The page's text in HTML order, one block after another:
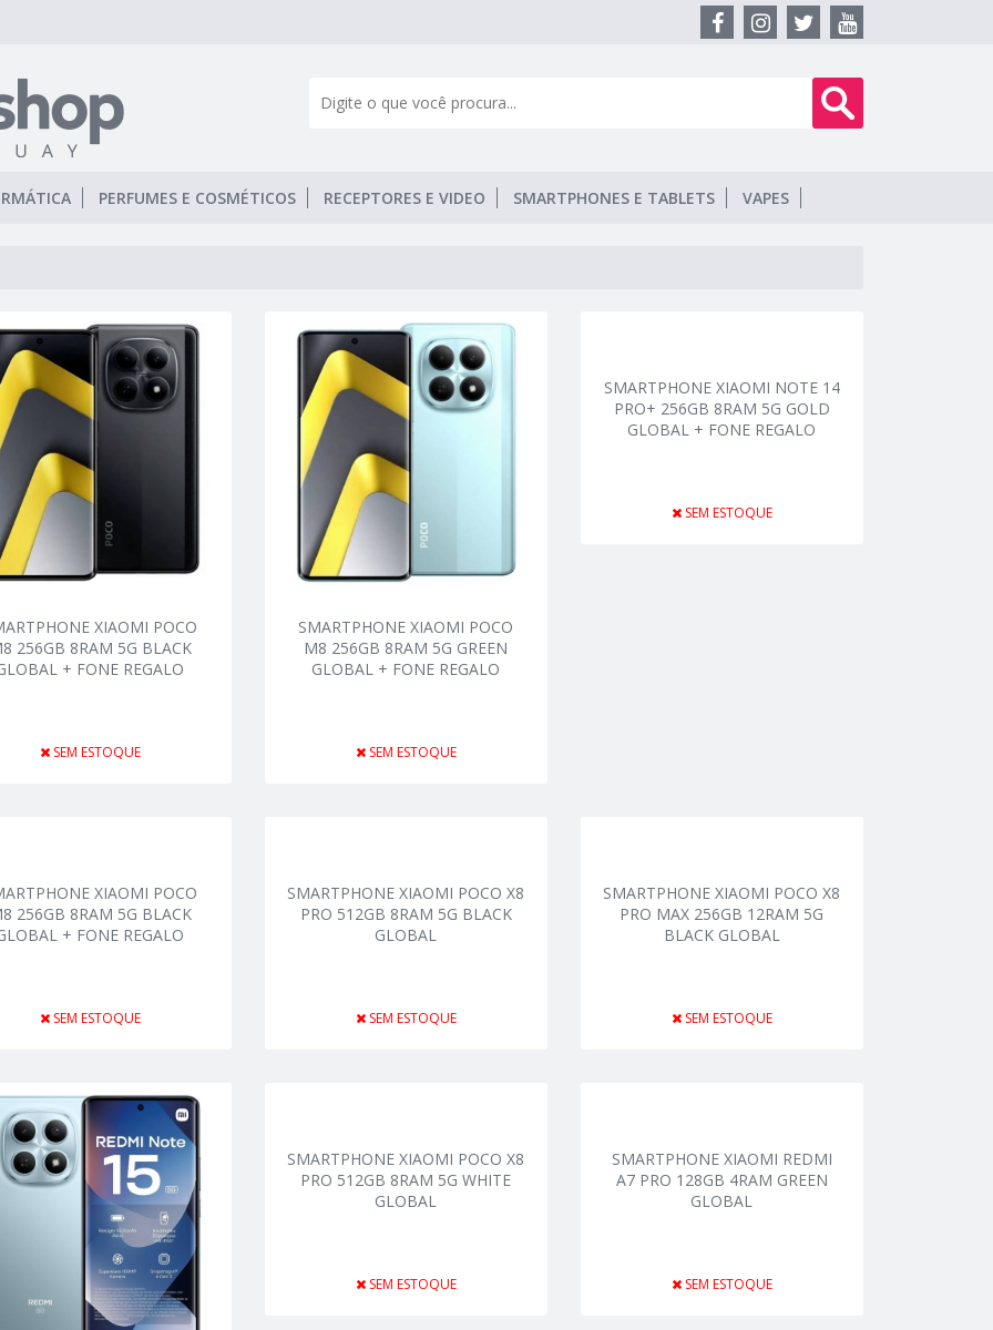
PERFUMES E COSMÉTICOS RECEPTORES E VIDEO SMARTPHONES E TABLETS VAPES
XIAOMI POCO
256GB 8RAM 5G BLACK
+ FONE REGALO
SEM ESTOQUE
SMARTPHONE XIAOMI POCO
M8 256GB 8RAM 5G GREEN
GLOBAL + FONE REGALO
SEM ESTOQUE
SMARTPHONE XIAOMI NOTE 14
PRO+ 256GB 8RAM 5G GOLD
GLOBAL + FONE REGALO
SEM ESTOQUE
XIAOMI POCO
256GB 8RAM 5G BLACK
+ FONE REGALO
SEM ESTOQUE
SMARTPHONE XIAOMI POCO X8
PRO 512GB 8RAM 5G BLACK
GLOBAL
SEM ESTOQUE
SMARTPHONE XIAOMI POCO X8
PRO MAX 256GB 12RAM 5G
BLACK GLOBAL
SEM ESTOQUE
SMARTPHONE XIAOMI POCO X8
PRO 512GB 8RAM 5G WHITE
GLOBAL
SEM ESTOQUE
SMARTPHONE XIAOMI REDMI
A7 PRO 128GB 4RAM GREEN
GLOBAL
SEM ESTOQUE